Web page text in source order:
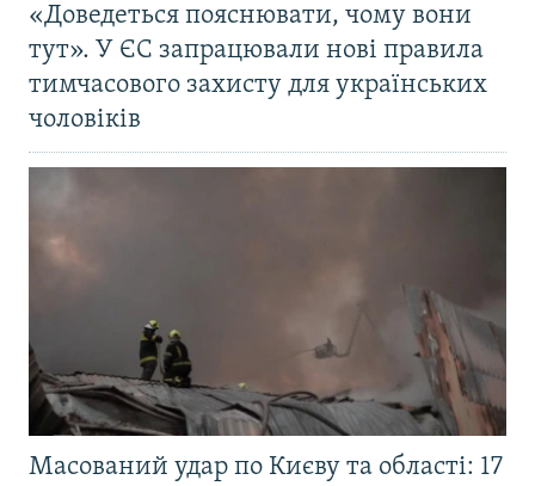
«Доведеться пояснювати, чому вони
тут». У ЄС запрацювали нові правила
тимчасового захисту для українських
чоловіків
Масований удар по Києву та області: 17